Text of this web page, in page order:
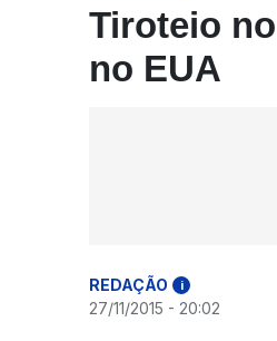
Tiroteio
no EUA
REDAÇÃO i
27/11/2015 - 20:02